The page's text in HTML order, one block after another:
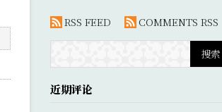
RSS FEED COMMENTS RSS
近期评论